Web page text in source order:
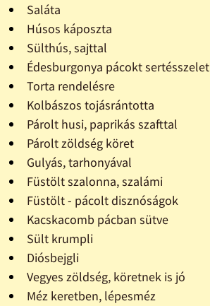
Saláta
Húsos káposzta
Sülthús, sajttal
Édesburgonya pácokt sertésszelet
Torta rendelésre
Kolbászos tojásrántotta
Párolt husi, paprikás szafttal
Párolt zöldség köret
Gulyás, tarhonyával
Füstölt szalonna, szalámi
Füstölt - pácolt disznóságok
Kacskacomb pácban sütve
Sült krumpli
Diósbejgli
Vegyes zöldség, köretnek is jó
Méz keretben, lépesméz